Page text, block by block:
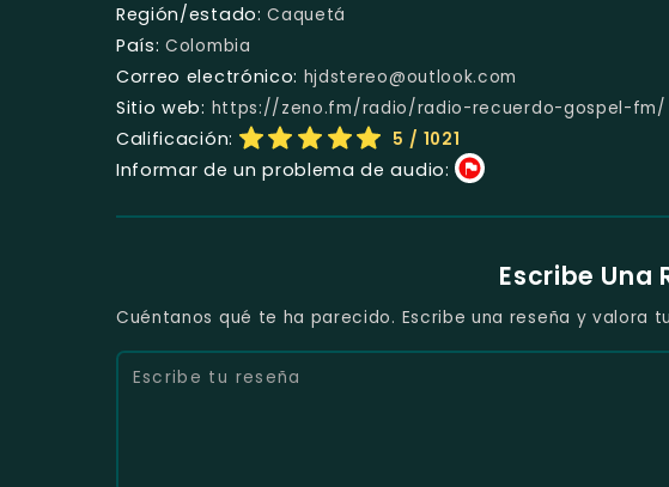
Región/estado: Caquetá
País: Colombia
Correo electrónico: hjdstereo@outlook.com
Sitio web: https://zeno.fm/radio/radio-recuerdo-gospel-fm/
Calificación: 5 / 1021
Informar de un problema de audio:
Escribe Una
Cuéntanos qué te ha parecido. Escribe una reseña y valora